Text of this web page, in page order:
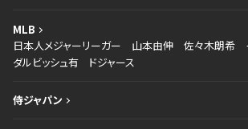
MLB
日本人メジャーリーガー
山本由伸 佐々木朗希
ダルビッシュ有
ドジャース
侍ジャパン